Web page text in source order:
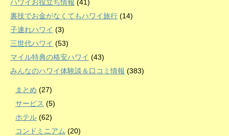
ハワイお役立ち情報 (41)
裏技でお金がなくてもハワイ旅行 (14)
子連れハワイ (3)
三世代ハワイ (53)
マイル特典の格安ハワイ (43)
みんなのハワイ体験談＆口コミ情報 (383)
まとめ (27)
サービス (5)
ホテル (62)
コンドミニアム (20)